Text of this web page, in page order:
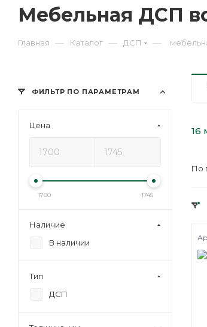
Мебельная ДСП
Главная — Каталог — ДСП —
16
По
ФИЛЬТР ПО ПАРАМЕТРАМ
Цена
1700 1745
Наличие
В наличии
Тип
ДСП